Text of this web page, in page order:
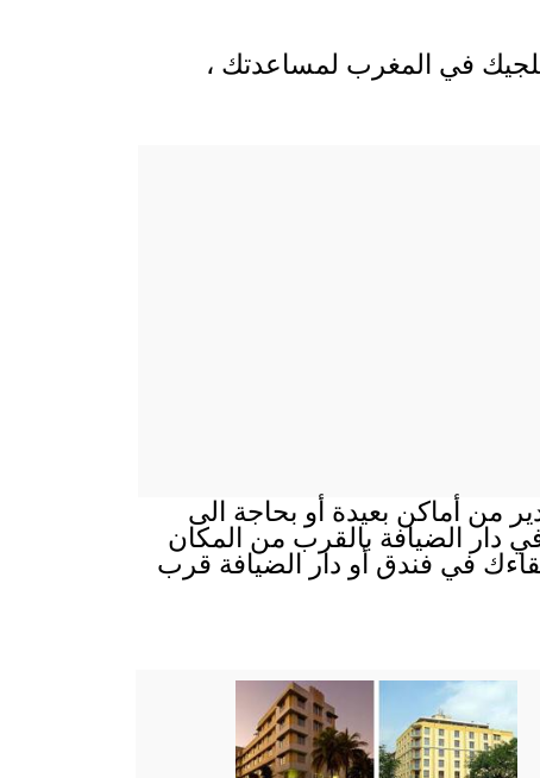
بلجيك في المغرب لمساعدتك ،
من أماكن بعيدة أو بحاجة الى
في دار الضيافة بالقرب من المكان
في فندق أو دار الضيافة قرب